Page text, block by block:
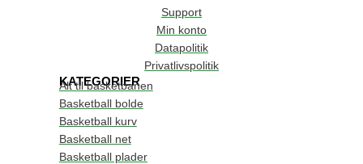
Support
Min konto
Datapolitik
Privatlivspolitik
KATEGORIER
Alt til basketbanen
Basketball bolde
Basketball kurv
Basketball net
Basketball plader